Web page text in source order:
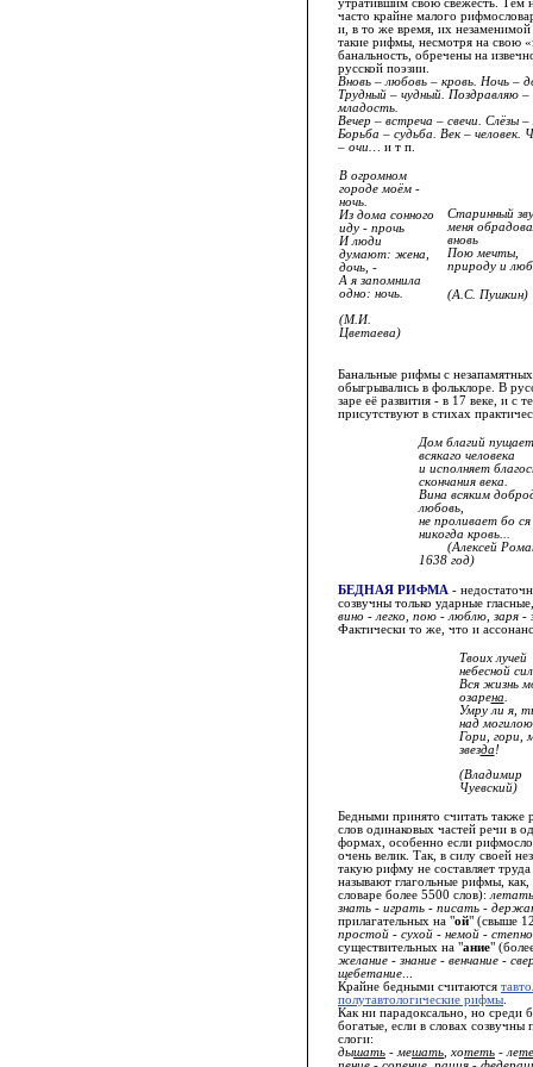
утратившим свою свежесть. Тем
часто крайне малого
и, в то же время, их
такие рифмы, несмотря на свою
банальность, обречены на
русской поэзии.
Вновь – любовь – кровь. Ночь –
Трудный – чудный. Поздравляю
младость.
Вечер – встреча – свечи. Слёзы
Борьба – судьба. Век – человек.
– очи… и т п.
В огромном
городе моём -
ночь.
Из дома сонного
иду - прочь
И люди
думают: жена,
дочь, -
А я запомнила
одно: ночь.
(М.И.
Цветаева)
Старинный
меня
вновь
Пою мечты,
природу и
(А.С. Пушкин)
Банальные рифмы с
обыгрывались в фольклоре. В
заре её развития - в 17 веке, и с
присутствуют в стихах
Дом благий
всякаго человека
и исполняет
скончания века.
Вина всяким
любовь,
не проливает бо
никогда кровь...
(Алексей
1638 год)
БЕДНАЯ РИФМА -
созвучны только ударные
вино - легко, пою - люблю, заря -
Фактически то же, что и
Твоих лучей
небесной
Вся жизнь
озарена
Умру ли я,
над могилою
Гори, гори,
звезда!
(Владимир
Чуевский)
Бедными принято считать также
слов одинаковых частей речи в
формах, особенно если
очень велик. Так, в силу своей
такую рифму не составляет
называют глагольные рифмы,
словаре более 5500 слов):
знать - играть - писать -
прилагательных на "ой" (свыше
простой - сухой - немой -
существительных на "ание"
желание - знание - венчание -
щебетание
Крайне бедными считаются
полутавтологические рифмы
Как ни парадоксально, но среди
богатые, если в словах созвучны
слоги:
дышать - мешать , хотеть - ле